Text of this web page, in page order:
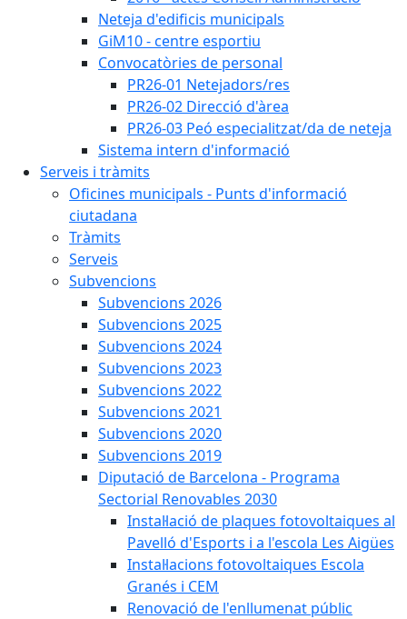
Neteja d'edificis municipals
GiM10 - centre esportiu
Convocatòries de personal
PR26-01 Netejadors/res
PR26-02 Direcció d'àrea
PR26-03 Peó especialitzat/da de neteja
Sistema intern d'informació
Serveis i tràmits
Oficines municipals - Punts d'informació
ciutadana
Tràmits
Serveis
Subvencions
Subvencions 2026
Subvencions 2025
Subvencions 2024
Subvencions 2023
Subvencions 2022
Subvencions 2021
Subvencions 2020
Subvencions 2019
Diputació de Barcelona - Programa
Sectorial Renovables 2030
Instal·lació de plaques fotovoltaiques al
Pavelló d'Esports i a l'escola Les Aigües
Instal·lacions fotovoltaiques Escola
Granés i CEM
Renovació de l'enllumenat públic